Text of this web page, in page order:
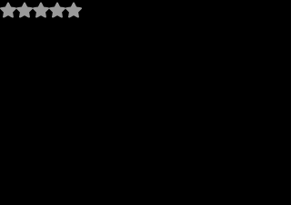
Оценка: не число из 5 звезд.